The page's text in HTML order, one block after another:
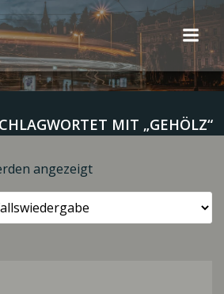
Zum
Inhalt
springen
MIT „GEHÖLZ“
angezeigt